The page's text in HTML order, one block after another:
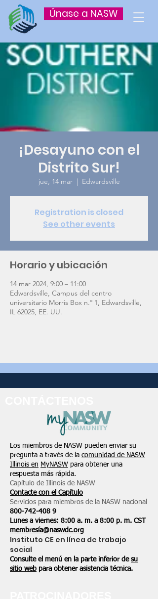
Únase a NASW
¡Desayuno con el
Distrito Sur!
jue, 14 mar
  |
Edwardsville
Registration is closed
See other events
Horario y ubicación
14 mar 2024, 9:00 – 11:00
Edwardsville, Campus del centro
universitario Morris Box n.º 1, Edwardsville,
IL 62025, EE. UU.
Los miembros de NASW pueden enviar su
pregunta a través de la comunidad de NASW
Illinois en MyNASW para obtener una
respuesta más rápida.
Capítulo de Illinois de NASW
Contacte con el Capítulo
Servicios para miembros de la NASW nacional
800-742-408 9
Lunes a viernes: 8:00 a. m. a 8:00 p. m. CST
membresía@naswdc.org
Instituto CE en línea de trabajo
social
Consulte el menú en la parte inferior de su
sitio web para obtener asistencia técnica.